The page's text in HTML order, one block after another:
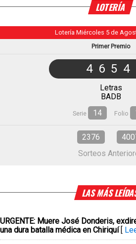
LOTERÍA
Lotería Miércoles 5 de
Primer Premio
4654
Letras
BADB
Serie 14 Folio
2376
Sorteos
LAS MÁS
URGENTE: Muere José Donderis,
una dura batalla médica en Chiriquí [